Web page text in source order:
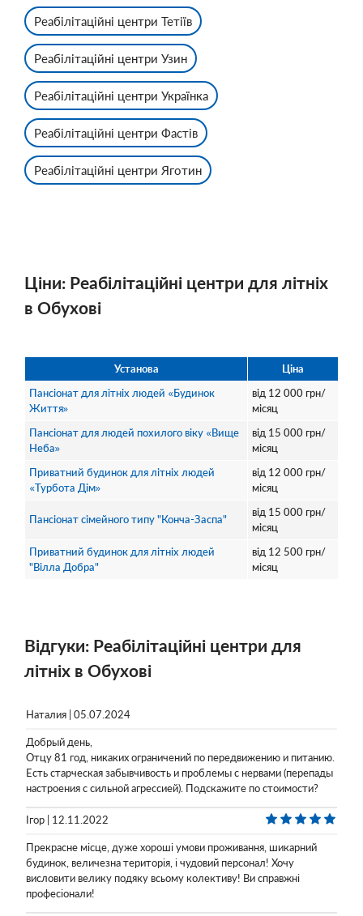
Реабілітаційні центри Тетіїв
Реабілітаційні центри Узин
Реабілітаційні центри Українка
Реабілітаційні центри Фастів
Реабілітаційні центри Яготин
Ціни: Реабілітаційні центри для літніх
в Обухові
Установа
Ціна
Пансіонат для літніх людей «Будинок
Життя»
від 12 000грн/
місяц
Пансіонат для людей похилого віку «Вище
Неба»
від 15 000 грн/
місяц
Приватний будинок для літніх людей
«Турбота Дім»
від 12 000грн/
місяц
Пансіонат сімейного типу "Конча-Заспа"
від 15 000 грн/
місяц
Приватний будинок для літніх людей
"Вілла Добра"
від 12 500грн/
місяц
Відгуки: Реабілітаційні центри для
літніх в Обухові
Наталия | 05.07.2024
Добрый день,
Отцу 81 год, никаких ограничений по передвижению и питанию.
Есть старческая забывчивость и проблемы с нервами (перепады
настроения с сильной агрессией). Подскажите по стоимости?
Ігор | 12.11.2022
Прекрасне місце, дуже хороші умови проживання, шикарний
будинок, величезна територія, і чудовий персонал! Хочу
висловити велику подяку всьому колективу! Ви справжні
професіонали!